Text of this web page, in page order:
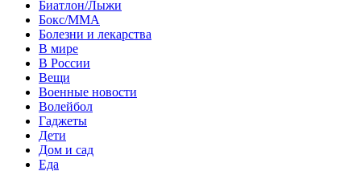
Биатлон/Лыжи
Бокс/MMA
Болезни и лекарства
В мире
В России
Вещи
Военные новости
Волейбол
Гаджеты
Дети
Дом и сад
Еда